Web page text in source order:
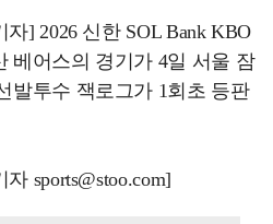
] 2026 신한 SOL Bank KBO
베어스의 경기가 4일 서울 잠
발투수 잭로그가 1회초 등판
sports@stoo.com]